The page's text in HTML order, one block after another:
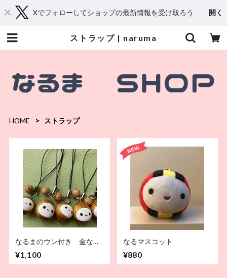
Xでフォローしてショップの最新情報を受け取ろう 開く
ストラップ | naruma
HOME ストラップ
なるまのウン付き 金なる
¥1,100
なるマスコット
¥880